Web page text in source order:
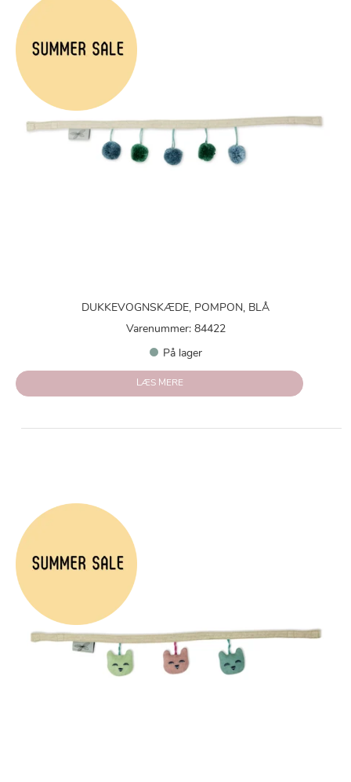
DUKKEVOGNSKÆDE, POMPON, BLÅ
Varenummer: 84422
På lager
LÆS MERE